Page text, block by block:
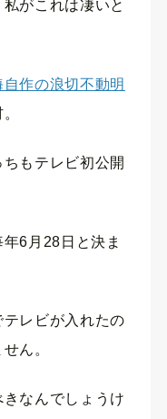
がこれは凄いと
自作の浪切不動明
もテレビ初公開
6月28日と決ま
レビが入れたの
ん。
なんでしょうけ